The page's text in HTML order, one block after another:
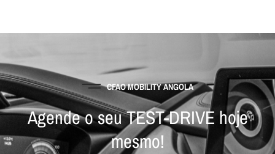
CFAO MOBILITY ANGOLA
Agende o seu TEST-DRIVE hoje
mesmo!